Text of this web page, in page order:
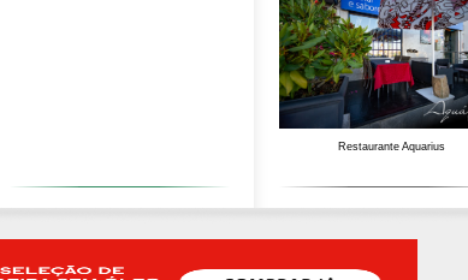
Restaurante Aquarius